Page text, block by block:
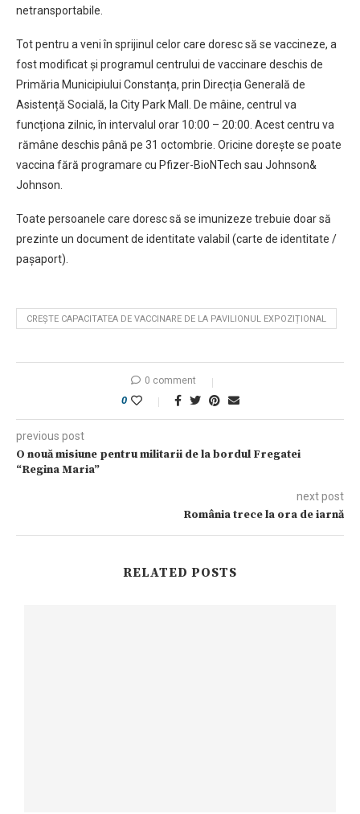
netransportabile.
Tot pentru a veni în sprijinul celor care doresc să se vaccineze, a
fost modificat și programul centrului de vaccinare deschis de
Primăria Municipiului Constanța, prin Direcția Generală de
Asistență Socială, la City Park Mall. De mâine, centrul va
funcționa zilnic, în intervalul orar 10:00 – 20:00. Acest centru va
rămâne deschis până pe 31 octombrie. Oricine dorește se poate
vaccina fără programare cu Pfizer-BioNTech sau Johnson&
Johnson.
Toate persoanele care doresc să se imunizeze trebuie doar să
prezinte un document de identitate valabil (carte de identitate /
pașaport).
CREȘTE CAPACITATEA DE VACCINARE DE LA PAVILIONUL EXPOZIȚIONAL
0 comment
0
previous post
O nouă misiune pentru militarii de la bordul Fregatei
“Regina Maria”
next post
România trece la ora de iarnă
RELATED POSTS